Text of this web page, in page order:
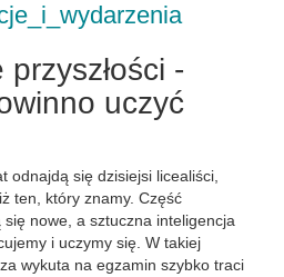
-
uczyć
odnajdą się dzisiejsi licealiści,
ten, który znamy. Część
nowe, a sztuczna inteligencja
i uczymy się. W takiej
wykuta na egzamin szybko traci